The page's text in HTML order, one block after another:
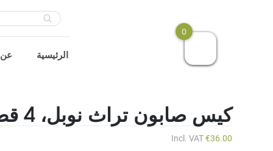
الرئيسية
كيس صابون تراث نوبل، 4 قطع
€36.00
Incl. VAT
0